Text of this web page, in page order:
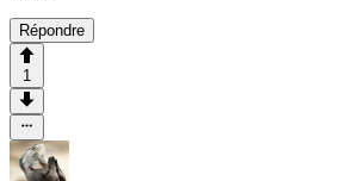
Répondre
1